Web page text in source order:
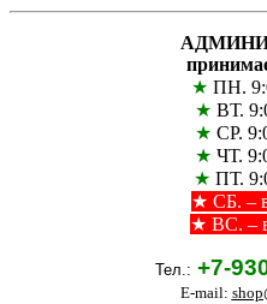
★ ПН.
★ ВТ.
★ СР.
★ ЧТ.
★ ПТ.
★ СБ. –
★ ВС. –
Тел.: +7-
E-mail: